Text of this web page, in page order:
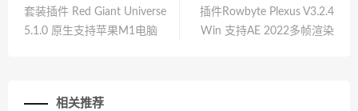
套装插件 Red Giant Universe
5.1.0 原生支持苹果M1电脑
插件Rowbyte Plexus V3.2.4
Win 支持AE 2022多帧渲染
相关推荐